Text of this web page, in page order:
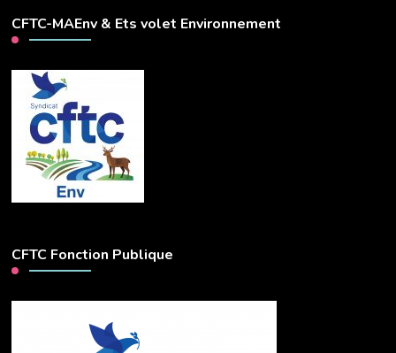
CFTC-MAEnv & Ets volet Environnement
CFTC Fonction Publique